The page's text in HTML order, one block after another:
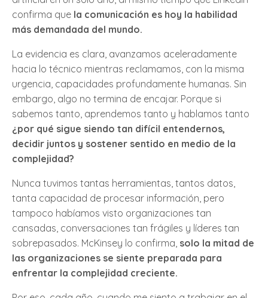
confirma que la comunicación es hoy la habilidad
más demandada del mundo.
La evidencia es clara, avanzamos aceleradamente
hacia lo técnico mientras reclamamos, con la misma
urgencia, capacidades profundamente humanas. Sin
embargo, algo no termina de encajar. Porque si
sabemos tanto, aprendemos tanto y hablamos tanto
¿por qué sigue siendo tan difícil entendernos,
decidir juntos y sostener sentido en medio de la
complejidad?
Nunca tuvimos tantas herramientas, tantos datos,
tanta capacidad de procesar información, pero
tampoco habíamos visto organizaciones tan
cansadas, conversaciones tan frágiles y líderes tan
sobrepasados. McKinsey lo confirma, solo la mitad de
las organizaciones se siente preparada para
enfrentar la complejidad creciente.